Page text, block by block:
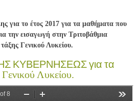
για το έτος 2017 για τα μαθήματα που
την εισαγωγή στην Τριτοβάθμια
Γενικού Λυκείου.
ΚΥΒΕΡΝΗΣΕΩΣ για τα
Λυκείου.